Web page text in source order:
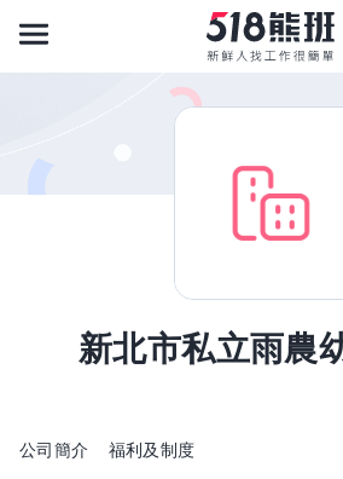
新北市私立雨農
公司簡介 福利及制度